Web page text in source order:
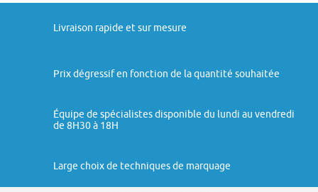
Livraison rapide et sur mesure
Prix dégressif en fonction de la quantité souhaitée
Équipe de spécialistes disponible du lundi au vendredi
de 8H30 à 18H
Large choix de techniques de marquage